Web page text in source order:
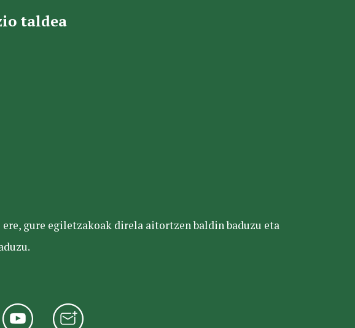
taldea
gure egiletzakoak direla aitortzen baldin baduzu eta